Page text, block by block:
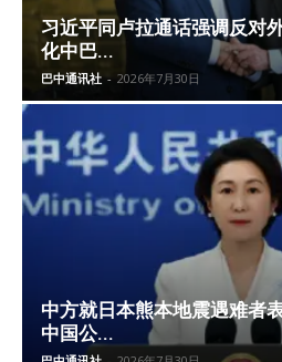
习近平同卢拉通话强调反对
化中巴...
巴中通讯社 - 2026年7月30日
中方就日本熊本地震遇难者
中国公...